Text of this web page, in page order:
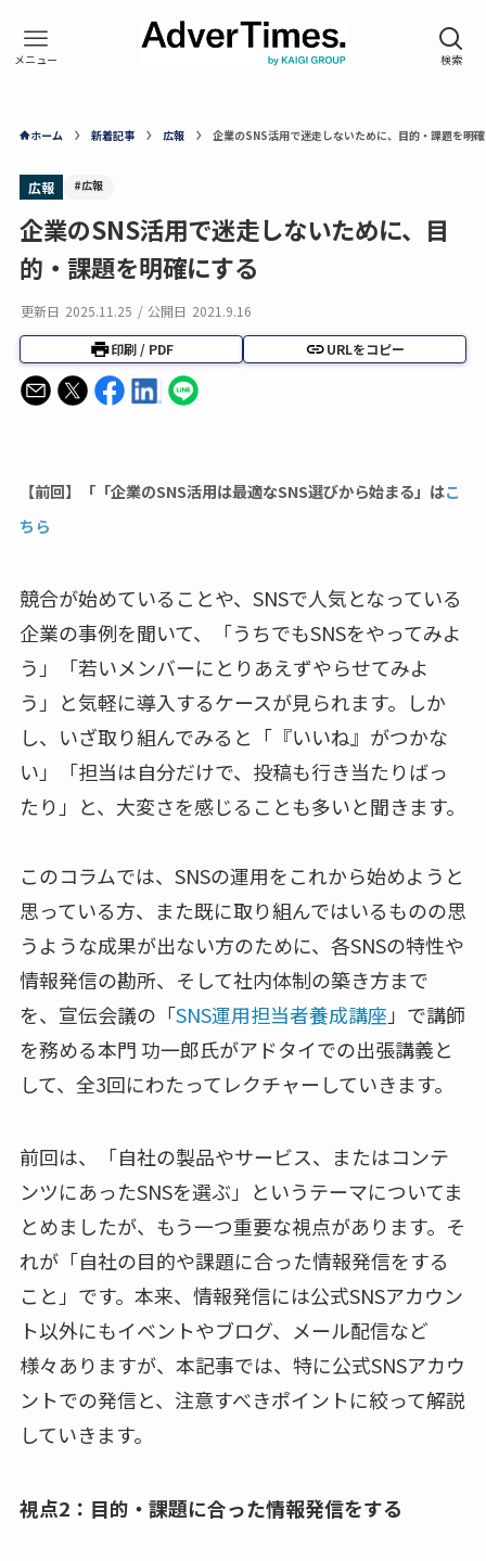
ホーム 新着記事 広報 企業のSNS活用で迷走しないために、目的・課題を明
広報 #広報
企業のSNS活用で迷走しないために、目
的・課題を明確にする
更新日 2025.11.25 / 公開日 2021.9.16
印刷 / PDF URLをコピー
【前回】「「企業のSNS活用は最適なSNS選びから始まる」はこ
ちら
競合が始めていることや、SNSで人気となっている
企業の事例を聞いて、「うちでもSNSをやってみよ
う」「若いメンバーにとりあえずやらせてみよ
う」と気軽に導入するケースが見られます。しか
し、いざ取り組んでみると「『いいね』がつかな
い」「担当は自分だけで、投稿も行き当たりばっ
たり」と、大変さを感じることも多いと聞きます。
このコラムでは、SNSの運用をこれから始めようと
思っている方、また既に取り組んではいるものの思
うような成果が出ない方のために、各SNSの特性や
情報発信の勘所、そして社内体制の築き方まで
を、宣伝会議の「SNS運用担当者養成講座 」で講師
を務める本門 功一郎氏がアドタイでの出張講義と
して、全3回にわたってレクチャーしていきます。
前回は、「自社の製品やサービス、またはコンテ
ンツにあったSNSを選ぶ」というテーマについてま
とめましたが、もう一つ重要な視点があります。そ
れが「自社の目的や課題に合った情報発信をする
こと」です。本来、情報発信には公式SNSアカウン
ト以外にもイベントやブログ、メール配信など
様々ありますが、本記事では、特に公式SNSアカウ
ントでの発信と、注意すべきポイントに絞って解説
していきます。
視点2：目的・課題に合った情報発信をする